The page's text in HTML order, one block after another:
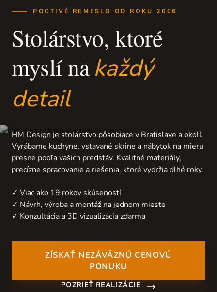
POCTIVÉ REMESLO OD ROKU 2006
Stolárstvo, ktoré
myslí nakaždý
detail
HM Design je stolárstvo pôsobiace v Bratislave a okolí.
Vyrábame kuchyne, vstavané skrine a nábytok na mieru
presne podľa vašich predstáv. Kvalitné materiály,
precízne spracovanie a riešenia, ktoré vydržia dlhé roky.
✓ Viac ako 19 rokov skúseností
✓ Návrh, výroba a montáž na jednom mieste
✓ Konzultácia a 3D vizualizácia zdarma
ZÍSKAŤ NEZÁVÄZNÚ CENOVÚ
PONUKU
POZRIEŤ REALIZÁCIE